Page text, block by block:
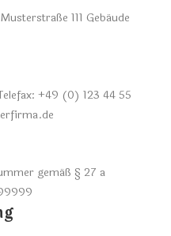
111 Gebäude
+49 (0) 123 44 55
gemäß § 27 a